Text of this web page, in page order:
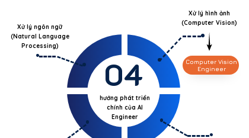
Xử lý hình ảnh
(Computer Vision)
Xử lý ngôn ngữ
(Natural Language
Processing)
Computer Vision
Engineer
04
hướng phát triển
chính của AI
Engineer